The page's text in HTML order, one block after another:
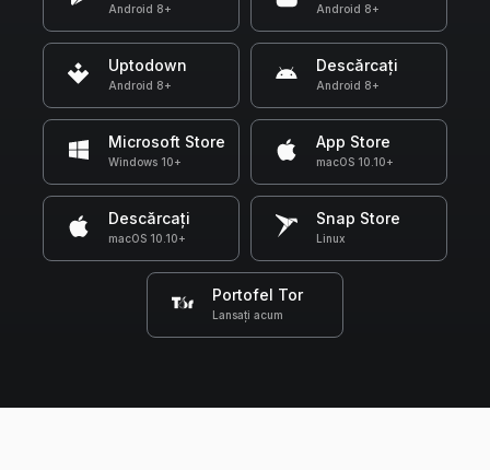
Android 8+ Android 8+
Uptodown
Android 8+
Descărcați
Android 8+
Microsoft Store
Windows 10+
App Store
macOS 10.10+
Descărcați
macOS 10.10+
Snap Store
Linux
Portofel Tor
Lansați acum